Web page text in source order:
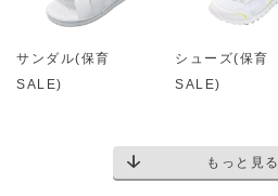
サンダル(保育
SALE)
シューズ(保育
SALE)
もっと見る